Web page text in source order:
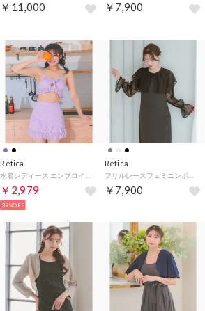
￥11,000 ￥7,900
Retica
水着レディース エンブロイダリー レース カットアウト リボン ビスチェ 体型カバー フリル ラップスカート 韓国風 ガーリー タンキニ【返品不可商品】 （ラベンダー）
￥2,979
39%OFF
Retica
フリルレースフェミニンボレロ 二次会 結婚式 （ブラック）
￥7,900